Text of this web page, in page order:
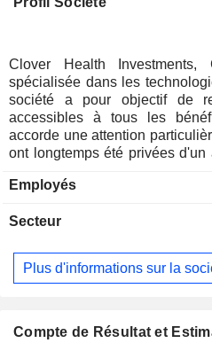
Clover Health
spécialisée dans les
société a pour objectif de
accessibles à tous les
accorde une attention
ont longtemps été privées d'un
une plateforme technologique
fondés sur les données, afin
plateforme d'aide aux
des ensembles de données
sur les prestataires, et pour
Employés
Secteur
Plus d'informations sur la
Compte de Résultat et